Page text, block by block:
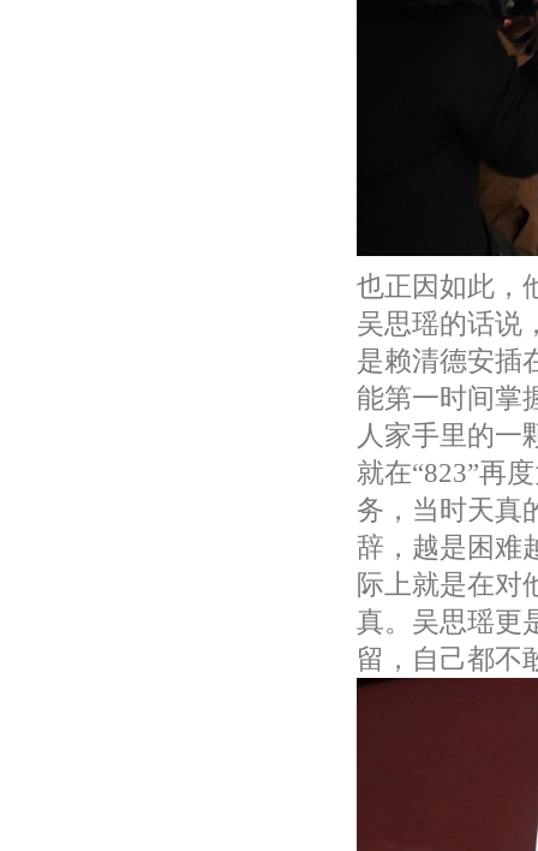
也正因如此，
吴思瑶的话说
是赖清德安插
能第一时间掌
人家手里的一
就在“823”再
务，当时天真
辞，越是困难
际上就是在对
真。吴思瑶更
留，自己都不